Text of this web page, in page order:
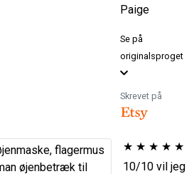
Paige
Se på
originalsproget
Skrevet på
★ ★ ★ ★ ★
10/10 vil jeg